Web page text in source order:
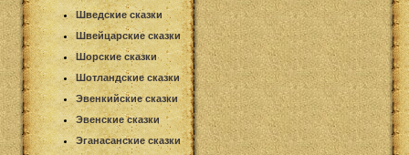
Шведские сказки
Швейцарские сказки
Шорские сказки
Шотландские сказки
Эвенкийские сказки
Эвенские сказки
Эганасанские сказки